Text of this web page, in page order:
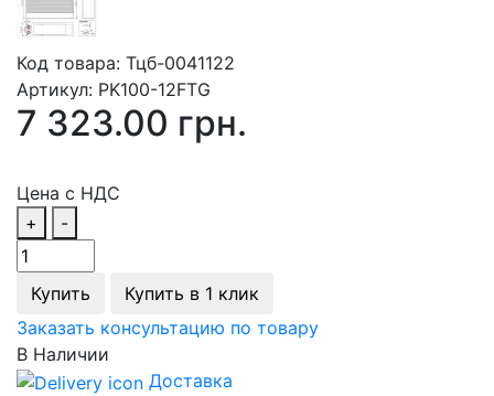
Код товара: Тцб-0041122
Артикул: PK100-12FTG
7 323.00 грн.
Цена с НДС
+
-
Купить
Купить в 1 клик
Заказать консультацию по товару
В Наличии
Доставка